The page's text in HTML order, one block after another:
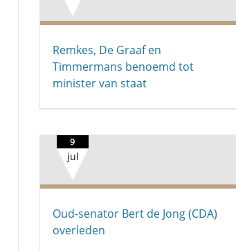
Remkes, De Graaf en
Timmermans benoemd tot
minister van staat
9
jul
Oud-senator Bert de Jong (CDA)
overleden